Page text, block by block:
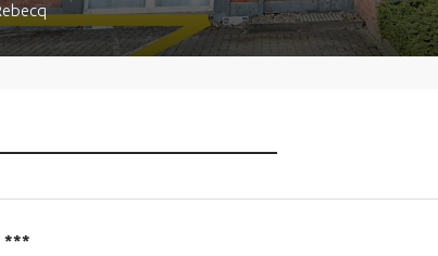
***